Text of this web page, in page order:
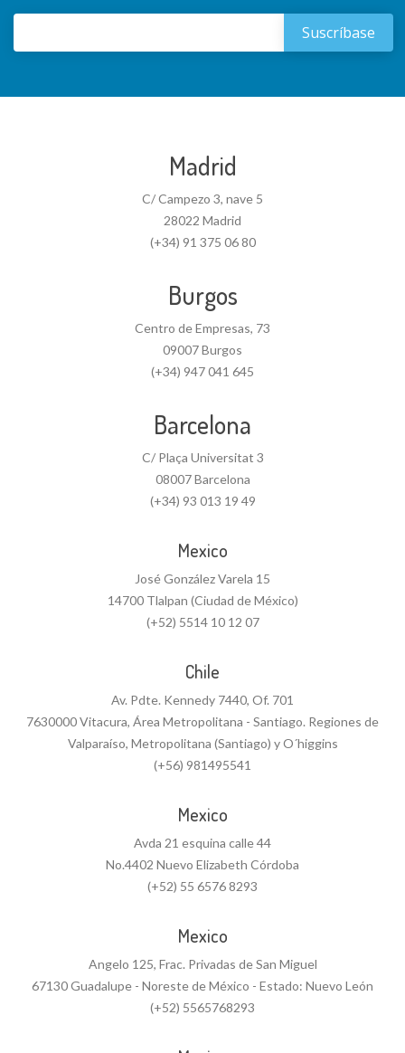
Madrid
C/ Campezo 3, nave 5
28022 Madrid
(+34) 91 375 06 80
Burgos
Centro de Empresas, 73
09007 Burgos
(+34) 947 041 645
Barcelona
C/ Plaça Universitat 3
08007 Barcelona
(+34) 93 013 19 49
Mexico
José González Varela 15
14700 Tlalpan (Ciudad de México)
(+52) 5514 10 12 07
Chile
Av. Pdte. Kennedy 7440, Of. 701
7630000 Vitacura, Área Metropolitana - Santiago. Regiones de
Valparaíso, Metropolitana (Santiago) y O´higgins
(+56) 981495541
Mexico
Avda 21 esquina calle 44
No.4402 Nuevo Elizabeth Córdoba
(+52) 55 6576 8293
Mexico
Angelo 125, Frac. Privadas de San Miguel
67130 Guadalupe - Noreste de México - Estado: Nuevo León
(+52) 5565768293